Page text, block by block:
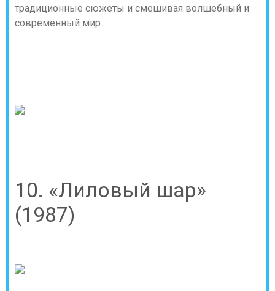
традиционные сюжеты и смешивая волшебный и
современный мир.
10. «Лиловый шар»
(1987)